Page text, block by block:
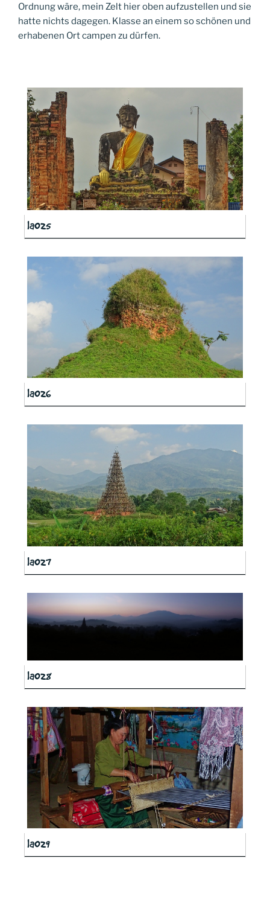
Ordnung wäre, mein Zelt hier oben aufzustellen und sie
hatte nichts dagegen. Klasse an einem so schönen und
erhabenen Ort campen zu dürfen.
la025
la026
la027
la028
la029